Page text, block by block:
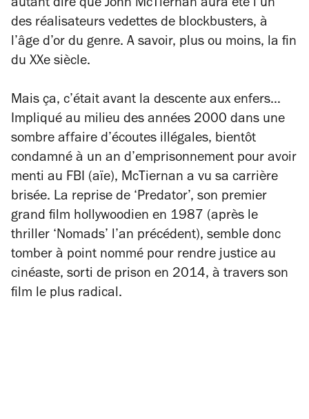
autant dire que John McTiernan aura été l’un
des réalisateurs vedettes de blockbusters, à
l’âge d’or du genre. A savoir, plus ou moins, la fin
du XXe siècle.
Mais ça, c’était avant la descente aux enfers…
Impliqué au milieu des années 2000 dans une
sombre affaire d’écoutes illégales, bientôt
condamné à un an d’emprisonnement pour avoir
menti au FBI (aïe), McTiernan a vu sa carrière
brisée. La reprise de ‘Predator’, son premier
grand film hollywoodien en 1987 (après le
thriller ‘Nomads’ l’an précédent), semble donc
tomber à point nommé pour rendre justice au
cinéaste, sorti de prison en 2014, à travers son
film le plus radical.